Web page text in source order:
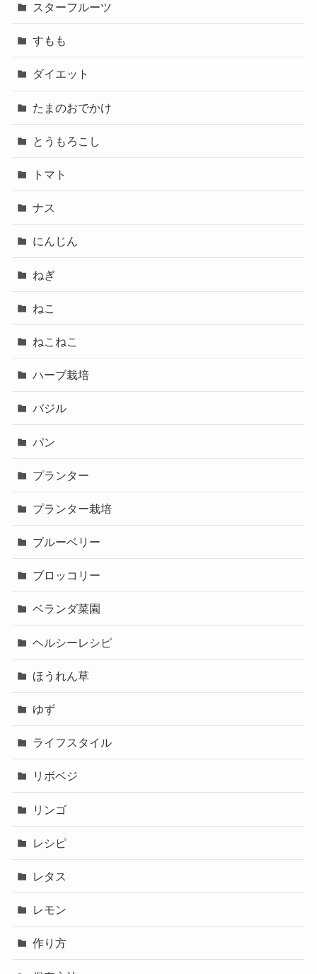
スターフルーツ
すもも
ダイエット
たまのおでかけ
とうもろこし
トマト
ナス
にんじん
ねぎ
ねこ
ねこねこ
ハーブ栽培
バジル
パン
プランター
プランター栽培
ブルーベリー
ブロッコリー
ベランダ菜園
ヘルシーレシピ
ほうれん草
ゆず
ライフスタイル
リボベジ
リンゴ
レシピ
レタス
レモン
作り方